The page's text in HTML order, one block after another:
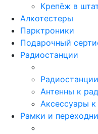
Крепёж в
Алкотестеры
Парктроники
Подарочный
Радиостанции
Радиостанции
Антенны к
Аксессуары
Рамки и